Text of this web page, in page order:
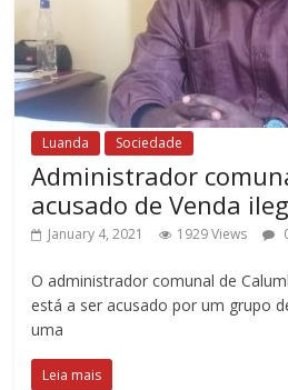
Luanda Sociedade
Administrador
acusado de Venda
January 4, 2021 1929 Views
O administrador comunal de
está a ser acusado por um grupo
uma
Leia mais